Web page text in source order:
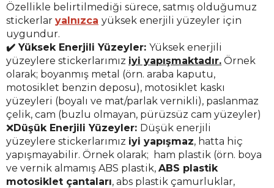
Özellikle belirtilmediği sürece, satmış olduğumuz
stickerlar yalnızca yüksek enerjili yüzeyler için
uygundur.
✔️ Yüksek Enerjili Yüzeyler: Yüksek enerjili
yüzeylere stickerlarımız iyi yapışmaktadır. Örnek
olarak; boyanmış metal (örn. araba kaputu,
motosiklet benzin deposu), motosiklet kaskı
yüzeyleri (boyalı ve mat/parlak vernikli), paslanmaz
çelik, cam (buzlu olmayan, pürüzsüz cam yüzeyler)
❌Düşük Enerjili Yüzeyler: Düşük enerjili
yüzeylere stickerlarımız iyi yapışmaz, hatta hiç
yapışmayabilir. Örnek olarak; ham plastik (örn. boya
ve vernik almamış ABS plastik, ABS plastik
motosiklet çantaları, abs plastik çamurluklar,